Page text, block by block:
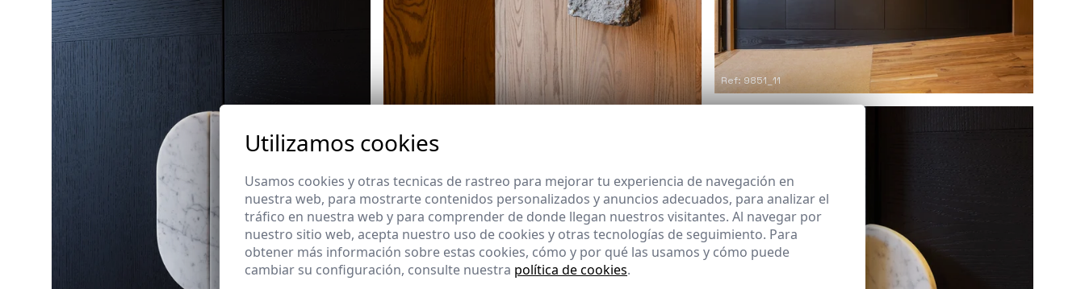
Ref: 9851_10
Ref: 9851_11
Utilizamos cookies
Usamos cookies y otras tecnicas de rastreo para mejorar tu experiencia de navegación en
nuestra web, para mostrarte contenidos personalizados y anuncios adecuados, para analizar el
tráfico en nuestra web y para comprender de donde llegan nuestros visitantes. Al navegar por
nuestro sitio web, acepta nuestro uso de cookies y otras tecnologías de seguimiento. Para
obtener más información sobre estas cookies, cómo y por qué las usamos y cómo puede
cambiar su configuración, consulte nuestra política de cookies.